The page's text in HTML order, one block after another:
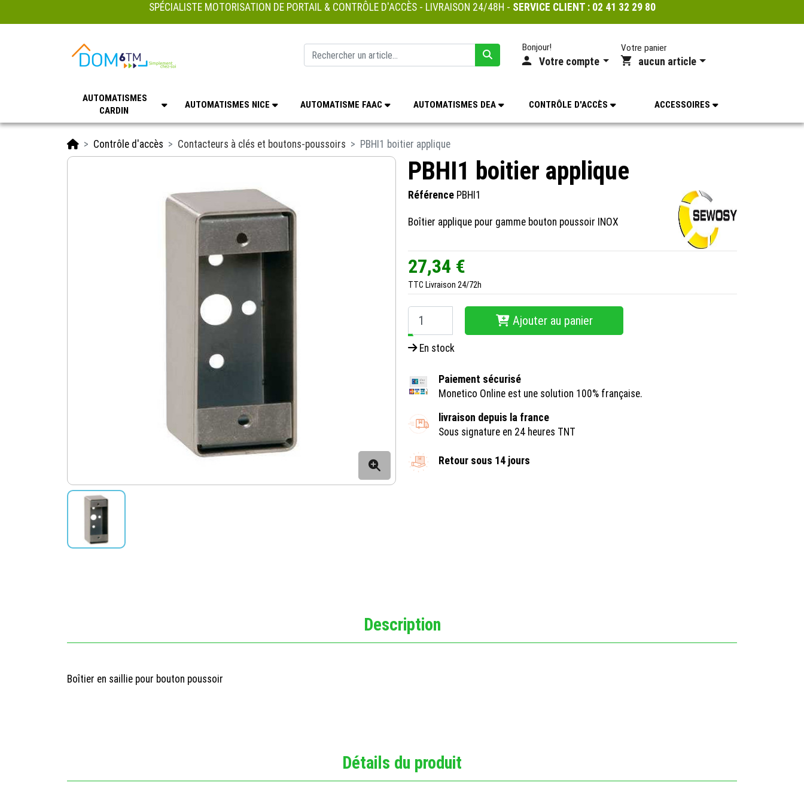
SPÉCIALISTE MOTORISATION DE PORTAIL & CONTRÔLE D'ACCÈS - LIVRAISON 24/48H - SERVICE CLIENT : 02 41 32 29 80
Bonjour!
Votre compte
Votre panier
aucun article
AUTOMATISMES
CARDIN
AUTOMATISMES NICE AUTOMATISME FAAC AUTOMATISMES DEA CONTRÔLE D'ACCÈS ACCESSOIRES
AccueilContrôle d'accès Contacteurs à clés et boutons-poussoirs PBHI1 boitier applique
PBHI1 boitier applique
Référence PBHI1
Boîtier applique pour gamme bouton poussoir INOX
27,34 €
TTC Livraison 24/72h
−
Ajouter au panier
En stock
Paiement sécurisé
Monetico Online est une solution 100% française.
livraison depuis la france
Sous signature en 24 heures TNT
Retour sous 14 jours
Description
Boîtier en saillie pour bouton poussoir
Détails du produit